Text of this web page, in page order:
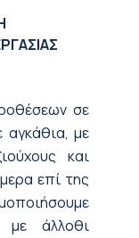
σε
με
και
επί της
με άλλοθι